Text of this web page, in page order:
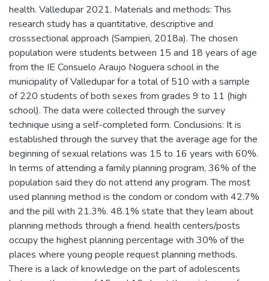
health. Valledupar 2021. Materials and methods: This
research study has a quantitative, descriptive and
crosssectional approach (Sampieri, 2018a). The chosen
population were students between 15 and 18 years of age
from the IE Consuelo Araujo Noguera school in the
municipality of Valledupar for a total of 510 with a sample
of 220 students of both sexes from grades 9 to 11 (high
school). The data were collected through the survey
technique using a self-completed form. Conclusions: It is
established through the survey that the average age for the
beginning of sexual relations was 15 to 16 years with 60%.
In terms of attending a family planning program, 36% of the
population said they do not attend any program. The most
used planning method is the condom or condom with 42.7%
and the pill with 21.3%. 48.1% state that they learn about
planning methods through a friend. health centers/posts
occupy the highest planning percentage with 30% of the
places where young people request planning methods.
There is a lack of knowledge on the part of adolescents